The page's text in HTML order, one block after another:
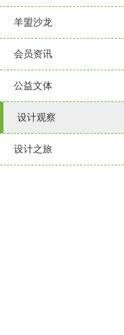
羊盟沙龙
会员资讯
公益文体
设计观察
设计之旅